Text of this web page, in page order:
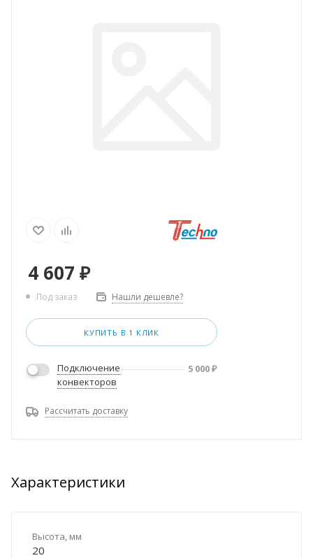
4 607 ₽
Под заказ Нашли дешевле?
КУПИТЬ В 1 КЛИК
Подключение
конвекторов
5 000₽
Рассчитать доставку
Характеристики
Высота, мм
20